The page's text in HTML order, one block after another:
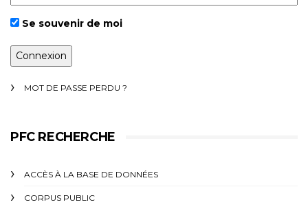
Se souvenir de moi
MOT DE PASSE PERDU ?
PFC RECHERCHE
ACCÈS À LA BASE DE DONNÉES
CORPUS PUBLIC